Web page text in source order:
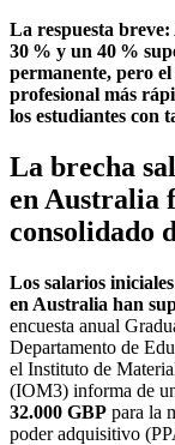
La respuesta
30 % y un 40 %
permanente, pero
profesional más
los estudiantes con
La brecha
en Australia
consolidado
Los salarios
en Australia han
encuesta anual
Departamento de
el Instituto de
(IOM3) informa de
32.000 GBP para la
poder adquisitivo